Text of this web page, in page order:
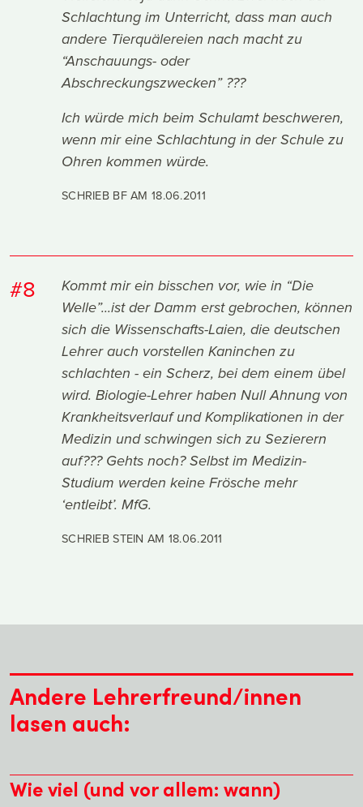
Schlachtung im Unterricht, dass man auch
andere Tierquälereien nach macht zu
“Anschauungs- oder
Abschreckungszwecken” ???
Ich würde mich beim Schulamt beschweren,
wenn mir eine Schlachtung in der Schule zu
Ohren kommen würde.
SCHRIEB BF AM18.06.2011
#8
Kommt mir ein bisschen vor, wie in “Die
Welle”...ist der Damm erst gebrochen, können
sich die Wissenschafts-Laien, die deutschen
Lehrer auch vorstellen Kaninchen zu
schlachten - ein Scherz, bei dem einem übel
wird. Biologie-Lehrer haben Null Ahnung von
Krankheitsverlauf und Komplikationen in der
Medizin und schwingen sich zu Sezierern
auf??? Gehts noch? Selbst im Medizin-
Studium werden keine Frösche mehr
‘entleibt’. MfG.
SCHRIEB STEIN AM 18.06.2011
Andere Lehrerfreund/innen
lasen auch:
Wie viel (und vor allem: wann)